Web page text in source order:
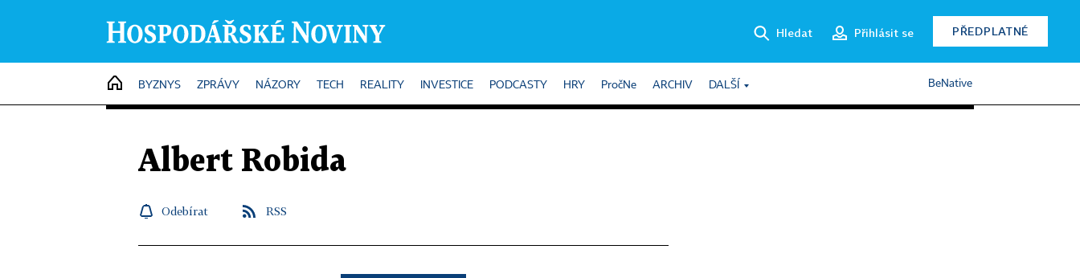
Hledat Přihlásit se PŘEDPLATNÉ
HOME
BYZNYS ZPRÁVY NÁZORY TECH REALITY INVESTICE PODCASTY HRY PročNe ARCHIV DALŠÍ BeNative
Albert Robida
Odebírat RSS